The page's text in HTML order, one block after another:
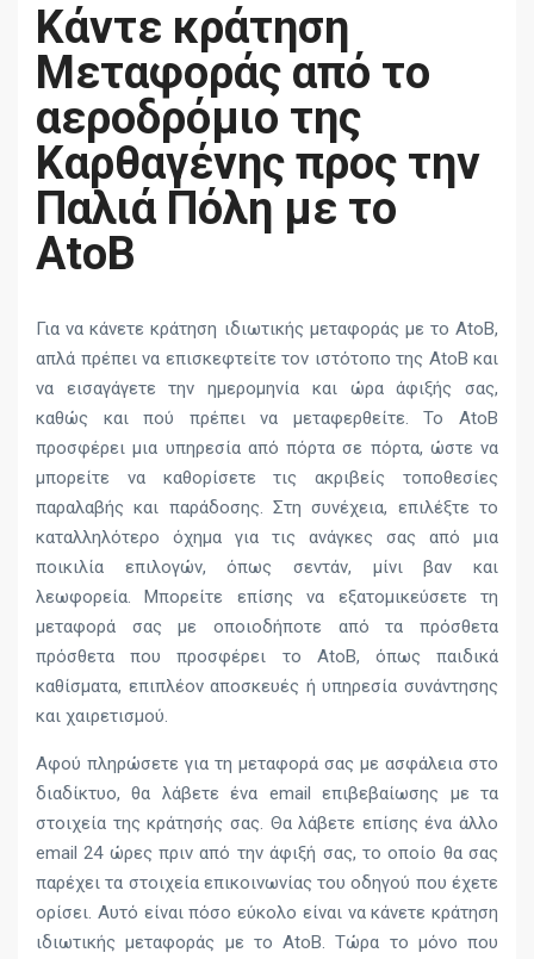
Κάντε κράτηση
Μεταφοράς από το
αεροδρόμιο της
Καρθαγένης προς την
Παλιά Πόλη με το
AtoB
Για να κάνετε κράτηση ιδιωτικής μεταφοράς με το AtoB,
απλά πρέπει να επισκεφτείτε τον ιστότοπο της AtoB και
να εισαγάγετε την ημερομηνία και ώρα άφιξής σας,
καθώς και πού πρέπει να μεταφερθείτε. Το AtoB
προσφέρει μια υπηρεσία από πόρτα σε πόρτα, ώστε να
μπορείτε να καθορίσετε τις ακριβείς τοποθεσίες
παραλαβής και παράδοσης. Στη συνέχεια, επιλέξτε το
καταλληλότερο όχημα για τις ανάγκες σας από μια
ποικιλία επιλογών, όπως σεντάν, μίνι βαν και
λεωφορεία. Μπορείτε επίσης να εξατομικεύσετε τη
μεταφορά σας με οποιοδήποτε από τα πρόσθετα
πρόσθετα που προσφέρει το AtoB, όπως παιδικά
καθίσματα, επιπλέον αποσκευές ή υπηρεσία συνάντησης
και χαιρετισμού.
Αφού πληρώσετε για τη μεταφορά σας με ασφάλεια στο
διαδίκτυο, θα λάβετε ένα email επιβεβαίωσης με τα
στοιχεία της κράτησής σας. Θα λάβετε επίσης ένα άλλο
email 24 ώρες πριν από την άφιξή σας, το οποίο θα σας
παρέχει τα στοιχεία επικοινωνίας του οδηγού που έχετε
ορίσει. Αυτό είναι πόσο εύκολο είναι να κάνετε κράτηση
ιδιωτικής μεταφοράς με το AtoB. Τώρα το μόνο που